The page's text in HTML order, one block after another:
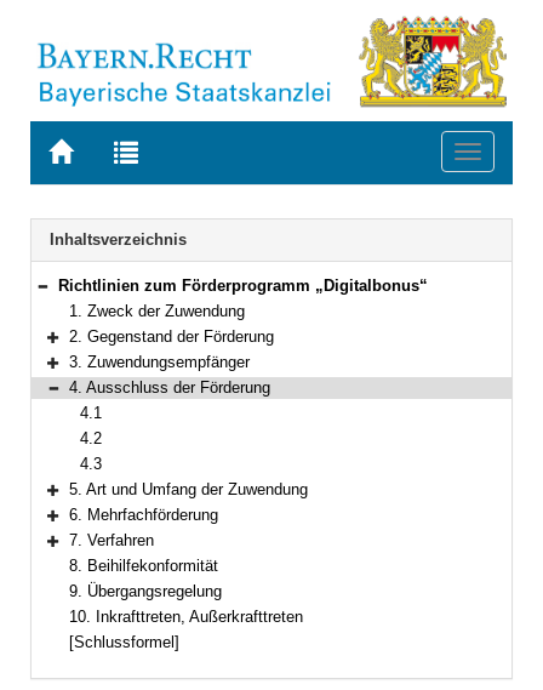
Zur
BAYERN.RECHT
Zur
letzten
Suche
Toggle
Navigation
Inhaltsverzeichnis
Bereich reduzieren
Richtlinien zum Förderprogramm „Digitalbonus“
1. Zweck der Zuwendung
Bereich erweitern
2. Gegenstand der Förderung
Bereich erweitern
3. Zuwendungsempfänger
Bereich reduzieren
4. Ausschluss der Förderung
4.1
4.2
4.3
Bereich erweitern
5. Art und Umfang der Zuwendung
Bereich erweitern
6. Mehrfachförderung
Bereich erweitern
7. Verfahren
8. Beihilfekonformität
9. Übergangsregelung
10. Inkrafttreten, Außerkrafttreten
[Schlussformel]